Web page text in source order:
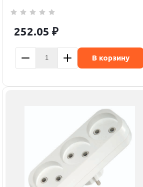
252.05 ₽
В корзину